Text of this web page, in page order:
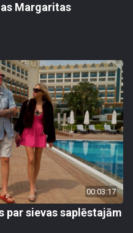
Margaritas
00:03:17
par sievas saplēstajām